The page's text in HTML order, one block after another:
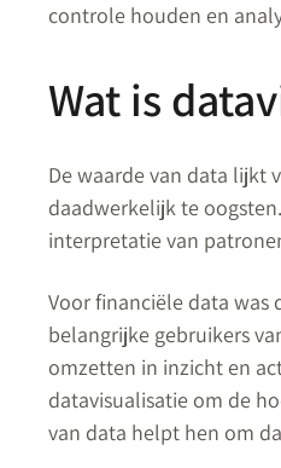
controle houden en
Wat is
De waarde van data lijkt
daadwerkelijk te
interpretatie van
Voor financiële data was
belangrijke gebruikers
omzetten in inzicht en
datavisualisatie om de
van data helpt hen om